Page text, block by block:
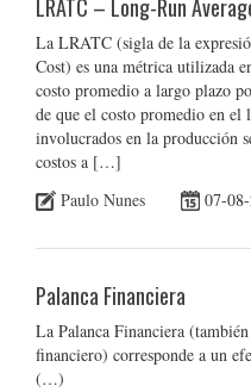
LRATC – Long-Run
La LRATC (sigla de la
Cost) es una métrica utilizada
costo promedio a largo plazo
de que el costo promedio en el
involucrados en la producción
costos a […]
Paulo Nunes
07-
Palanca Financiera
La Palanca Financiera
financiero) corresponde a un
(…)